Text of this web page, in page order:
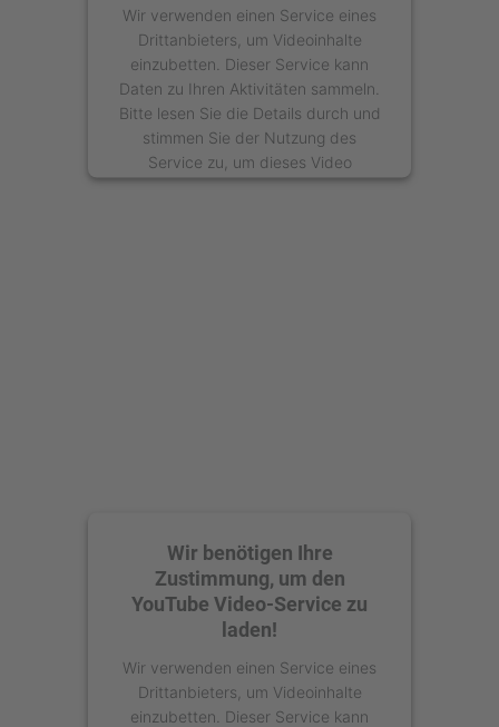
Wir verwenden einen Service eines
Drittanbieters, um Videoinhalte
einzubetten. Dieser Service kann
Daten zu Ihren Aktivitäten sammeln.
Bitte lesen Sie die Details durch und
stimmen Sie der Nutzung des
Service zu, um dieses Video
anzusehen.
Wir benötigen Ihre
Zustimmung, um den
YouTube Video-Service zu
laden!
Wir verwenden einen Service eines
Drittanbieters, um Videoinhalte
einzubetten. Dieser Service kann